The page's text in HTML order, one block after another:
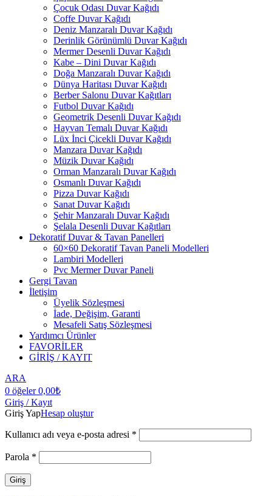
Çocuk Odası Duvar Kağıdı
Coffe Duvar Kağıdı
Deniz Manzaralı Duvar Kağıdı
Derinlik Görünümlü Duvar Kağıdı
Mermer Desenli Duvar Kağıdı
Kabe – Dini Duvar Kağıdı
Doğa Manzaralı Duvar Kağıdı
Dünya Haritası Duvar Kağıdı
Berber Salonu Duvar Kağıtları
Futbol Duvar Kağıdı
Geometrik Desenli Duvar Kağıdı
Hayvan Temalı Duvar Kağıdı
Lüx İnci Çicekli Duvar Kağıdı
Manzara Duvar Kağıdı
Müzik Duvar Kağıdı
Orman Manzaralı Duvar Kağıdı
Osmanlı Duvar Kağıdı
Pizza Duvar Kağıdı
Sanat Duvar Kağıdı
Şehir Manzaralı Duvar Kağıdı
Şelala Desenli Duvar Kağıtları
Dekoratif Duvar & Tavan Panelleri
60×60 Dekoratif Tavan Paneli Modelleri
Lambiri Modelleri
Pvc Mermer Duvar Paneli
Gergi Tavan
İletişim
Üyelik Sözleşmesi
İade, Değişim, Garanti
Mesafeli Satış Sözleşmesi
Yardımcı Ürünler
FAVORİLER
GİRİŞ / KAYIT
ARA
0 öğeler 0,00₺
Giriş / Kayıt
Giriş YapHesap oluştur
Kullanıcı adı veya e-posta adresi *
Parola *
Giriş